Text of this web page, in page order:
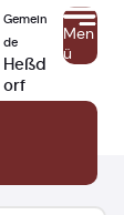
Gemein
de
Heßd
orf
Men
ü